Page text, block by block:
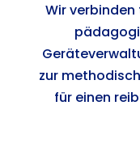
Wir
zur
für einen